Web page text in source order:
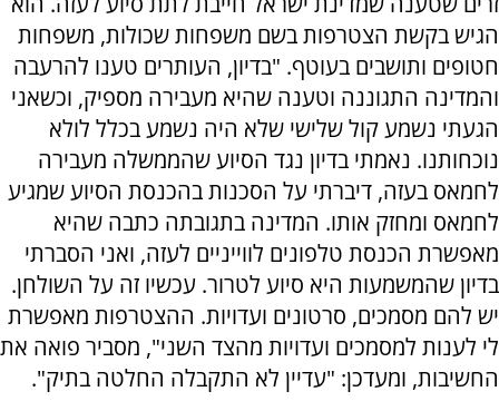
הגיש בקשת הצטרפות בשם משפחות שכולות, משפחות
חטופים ותושבים בעוטף. "בדיון, העותרים טענו להרעבה
והמדינה התגוננה וטענה שהיא מעבירה מספיק, וכשאני
הגעתי נשמע קול שלישי שלא היה נשמע בכלל לולא
נוכחותנו. נאמתי בדיון נגד הסיוע שהממשלה מעבירה
לחמאס בעזה, דיברתי על הסכנות בהכנסת הסיוע שמגיע
לחמאס ומחזק אותו. המדינה בתגובתה כתבה שהיא
מאפשרת הכנסת טלפונים לווייניים לעזה, ואני הסברתי
בדיון שהמשמעות היא סיוע לטרור. עכשיו זה על השולחן.
יש להם מסמכים, סרטונים ועדויות. ההצטרפות מאפשרת
לי לענות למסמכים ועדויות מהצד השני", מסביר פואה את
החשיבות, ומעדכן: "עדיין לא התקבלה החלטה בתיק".